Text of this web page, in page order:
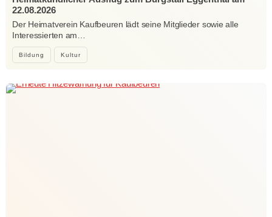
Bildung Kultur
22.08.2026
Der Heimatverein Kaufbeuren lädt seine Mitglieder sowie alle
Interessierten am…